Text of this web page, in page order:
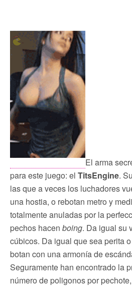
El arma
para este juego: el TitsEngine.
las que a veces los luchadores
una hostia, o rebotan metro y
totalmente anuladas por la
pechos hacen boing. Da igual su
cúbicos. Da igual que sea perita
botan con una armonía de
Seguramente han encontrado la
número de poligonos por